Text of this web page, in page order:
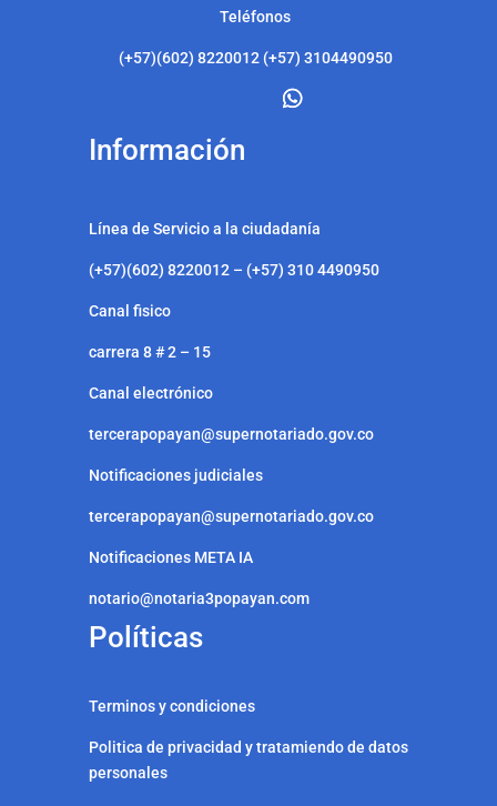
Teléfonos
(+57)(602) 8220012 (+57) 3104490950
Información
Línea de Servicio a la ciudadanía
(+57)(602) 8220012 – (+57) 310 4490950
Canal fisico
carrera 8 # 2 – 15
Canal electrónico
tercerapopayan@supernotariado.gov.co
Notificaciones judiciales
tercerapopayan@supernotariado.gov.co
Notificaciones META IA
notario@notaria3popayan.com
Políticas
Terminos y condiciones
Politica de privacidad y tratamiendo de datos
personales